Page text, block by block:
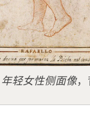
年轻女性侧面像，